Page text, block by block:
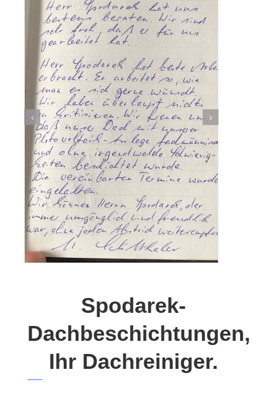
Spodarek-
Dachbeschichtungen,
Ihr Dachreiniger.